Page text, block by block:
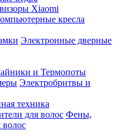
Xiaomi
кресла
Электронные дверные
и Термопоты
Электробритвы и
техника
Фены,